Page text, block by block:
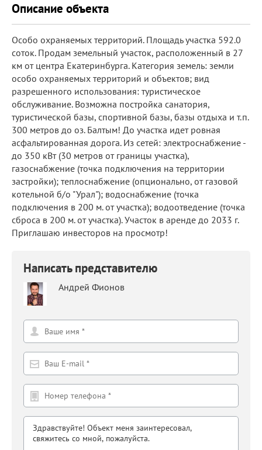
Описание объекта
Особо охраняемых территорий. Площадь участка 592.0
соток. Продам земельный участок, расположенный в 27
км от центра Екатеринбурга. Категория земель: земли
особо охраняемых территорий и объектов; вид
разрешенного использования: туристическое
обслуживание. Возможна постройка санатория,
туристической базы, спортивной базы, базы отдыха и т.п.
300 метров до оз. Балтым! До участка идет ровная
асфальтированная дорога. Из сетей: электроснабжение -
до 350 кВт (30 метров от границы участка),
газоснабжение (точка подключения на территории
застройки); теплоснабжение (опционально, от газовой
котельной б/о "Урал"); водоснабжение (точка
подключения в 200 м. от участка); водоотведение (точка
сброса в 200 м. от участка). Участок в аренде до 2033 г.
Приглашаю инвесторов на просмотр!
Написать представителю
Андрей Фионов